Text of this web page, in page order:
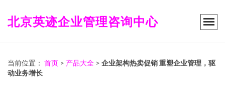
北京英迹企业管理咨询中心
当前位置： 首页 > 产品大全 > 企业架构热卖促销 重塑企业管理，驱
动业务增长